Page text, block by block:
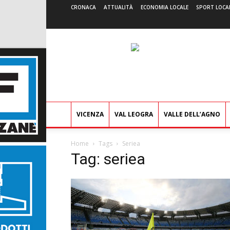
CRONACA ATTUALITÀ ECONOMIA LOCALE SPORT
VICENZA VAL LEOGRA VALLE DELL’AGNO
Home Tags Seriea
Tag: seriea